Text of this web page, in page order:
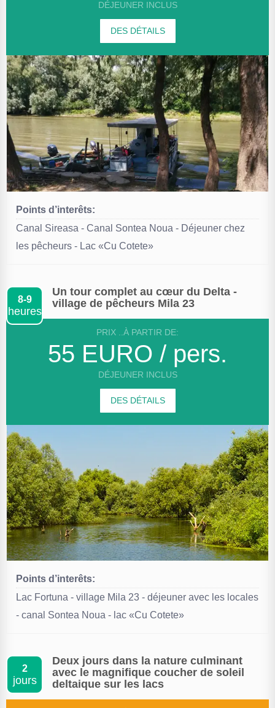
DÉJEUNER INCLUS
DES DÉTAILS
Points d’interêts:
Canal Sireasa - Canal Sontea Noua - Déjeuner chez
les pêcheurs - Lac «Cu Cotete»
8-9
heures
Un tour complet au cœur du Delta -
village de pêcheurs Mila 23
PRIX ..À PARTIR DE:
55 EURO / pers.
DÉJEUNER INCLUS
DES DÉTAILS
Points d’interêts:
Lac Fortuna - village Mila 23 - déjeuner avec les locales
- canal Sontea Noua - lac «Cu Cotete»
2
jours
Deux jours dans la nature culminant
avec le magnifique coucher de soleil
deltaique sur les lacs